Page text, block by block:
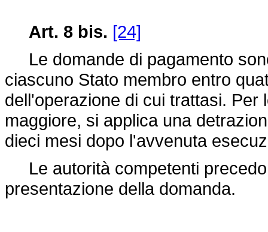
Art. 8 bis. [24]
Le domande di pagamento
ciascuno Stato membro entro
dell'operazione di cui trattasi.
maggiore, si applica una
dieci mesi dopo l'avvenuta
Le autorità competenti
presentazione della domanda.